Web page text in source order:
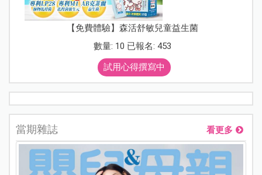
【免費體驗】森活舒敏兒童益生菌
數量: 10 已報名: 453
試用心得撰寫中
當期雜誌 看更多